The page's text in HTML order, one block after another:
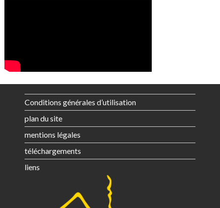
Conditions générales d’utilisation
plan du site
mentions légales
téléchargements
liens